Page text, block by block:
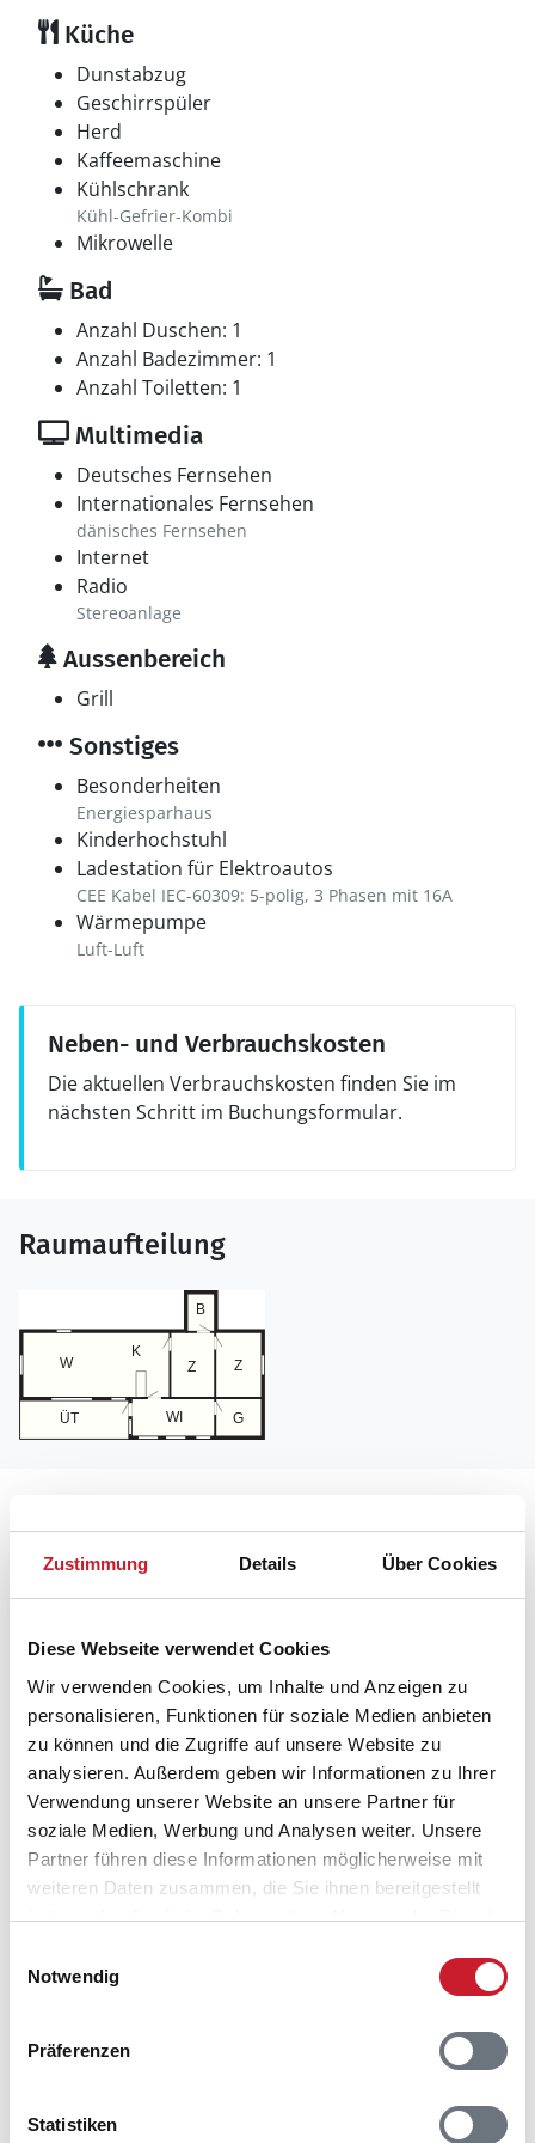
Zustimmung Details Über Cookies
Diese Webseite verwendet Cookies
Wir verwenden Cookies, um Inhalte und Anzeigen zu
personalisieren, Funktionen für soziale Medien anbieten
zu können und die Zugriffe auf unsere Website zu
analysieren. Außerdem geben wir Informationen zu Ihrer
Verwendung unserer Website an unsere Partner für
soziale Medien, Werbung und Analysen weiter. Unsere
Partner führen diese Informationen möglicherweise mit
weiteren Daten zusammen, die Sie ihnen bereitgestellt
haben oder die sie im Rahmen Ihrer Nutzung der Dienste
Notwendig
Präferenzen
Statistiken
Küche
Dunstabzug
Geschirrspüler
Herd
Kaffeemaschine
Kühlschrank
Kühl-Gefrier-Kombi
Mikrowelle
Bad
Anzahl Duschen: 1
Anzahl Badezimmer: 1
Anzahl Toiletten: 1
Multimedia
Deutsches Fernsehen
Internationales Fernsehen
dänisches Fernsehen
Internet
Radio
Stereoanlage
Aussenbereich
Grill
Sonstiges
Besonderheiten
Energiesparhaus
Kinderhochstuhl
Ladestation für Elektroautos
CEE Kabel IEC-60309: 5-polig, 3 Phasen mit 16A
Wärmepumpe
Luft-Luft
Neben- und Verbrauchskosten
Die aktuellen Verbrauchskosten finden Sie im
nächsten Schritt im Buchungsformular.
Raumaufteilung
Adresse
Ferienhaus 27952
As Vig
7130 Juelsminde